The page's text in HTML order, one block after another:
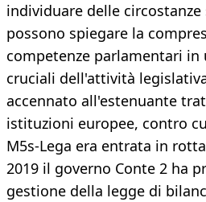
individuare delle circostanze
possono spiegare la
competenze parlamentari
cruciali dell'attività
accennato all'estenuante
istituzioni europee, contro
M5s-Lega era entrata in
2019 il governo Conte 2 ha
gestione della legge di